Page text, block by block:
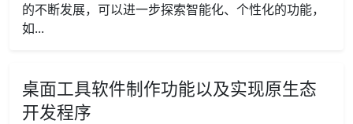
的不断发展，可以进一步探索智能化、个性化的功能，
如...
桌面工具软件制作功能以及实现原生态
开发程序